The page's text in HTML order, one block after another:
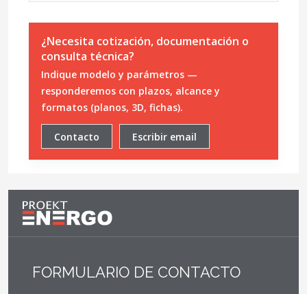
¿Necesita cotización, documentación o
consulta técnica?
Indique modelo y parámetros —
responderemos con plazos, alcance y
formatos (planos, 3D, fichas).
Contacto Escribir email
FORMULARIO DE CONTACTO